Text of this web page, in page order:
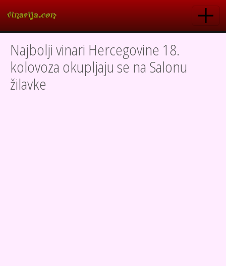
Najbolji vinari Hercegovine 18.
kolovoza okupljaju se na Salonu
žilavke